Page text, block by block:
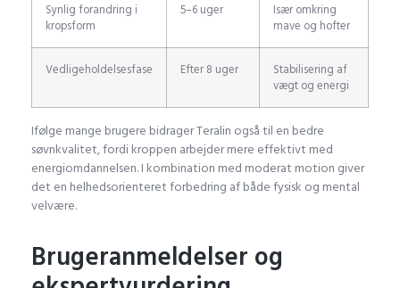
Synlig forandring i
kropsform
5–6 uger
Især omkring
mave og hofter
Vedligeholdelsesfase Efter 8 uger
Stabilisering af
vægt og energi
Ifølge mange brugere bidrager Teralin også til en bedre
søvnkvalitet, fordi kroppen arbejder mere effektivt med
energiomdannelsen. I kombination med moderat motion giver
det en helhedsorienteret forbedring af både fysisk og mental
velvære.
Brugeranmeldelser og